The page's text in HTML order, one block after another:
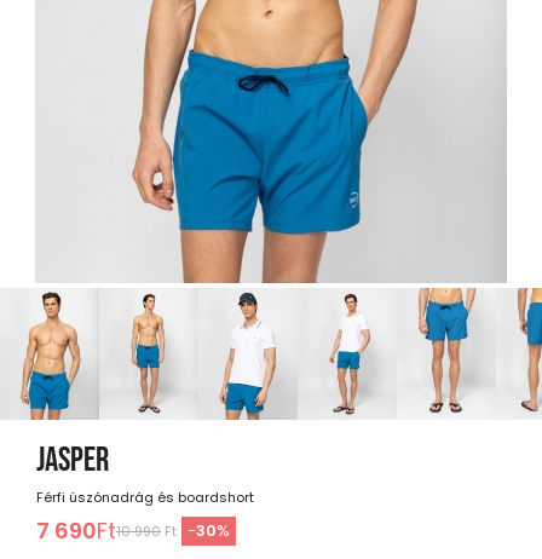
JASPER
Férfi úszónadrág és boardshort
7 690Ft10 990 Ft -30%